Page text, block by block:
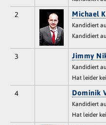
2 Michael
Kandidiert
Kandidiert
3 Jimmy
Kandidiert
Hat leider
4 Dominik
Kandidiert
Hat leider